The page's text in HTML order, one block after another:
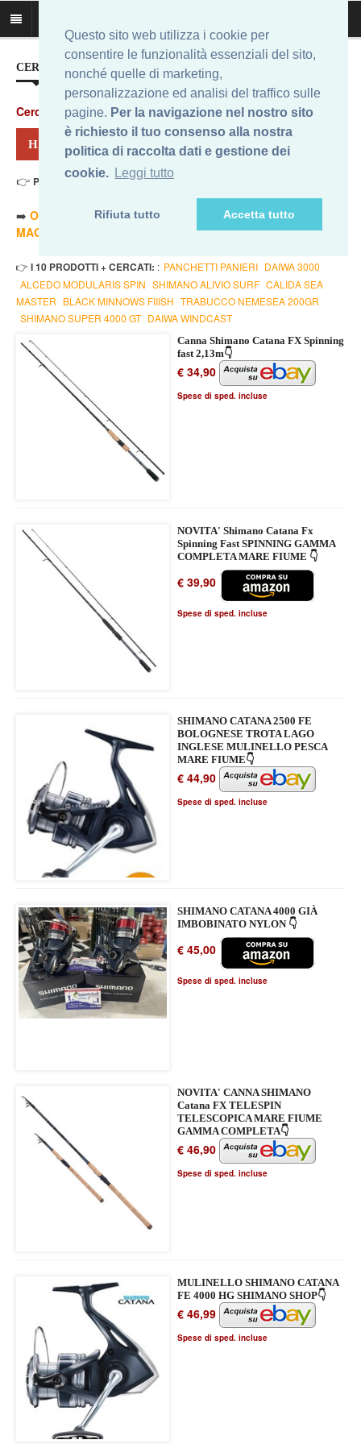
Questo sito web utilizza i cookie per
consentire le funzionalità essenziali del sito,
nonché quelle di marketing,
personalizzazione ed analisi del traffico sulle
pagine. Per la navigazione nel nostro sito
è richiesto il tuo consenso alla nostra
politica di raccolta dati e gestione dei
cookie. Leggi tutto
Rifiuta tutto Accetta tutto
CERCA IL MIGLIOR PREZZO...
Cerca
HAI CERCATO: SHIMANO CATANA
👉 Prezzo Min. 34,90 Eur - Prezzo Max 59,58 Eur
➡️ ORDINA PER PREZZO MINORE
ORDINA PER PREZZO
MAGGIORE
- 🔥TUTTI
👉 I 10 PRODOTTI + CERCATI: : PANCHETTI PANIERI DAIWA 3000
ALCEDO MODULARIS SPIN SHIMANO ALIVIO SURF CALIDA SEA
MASTER BLACK MINNOWS FIIISH TRABUCCO NEMESEA 200GR
SHIMANO SUPER 4000 GT DAIWA WINDCAST
Canna Shimano Catana FX Spinning
fast 2,13m👇
€ 34,90
Spese di sped. incluse
NOVITA' Shimano Catana Fx
Spinning Fast SPINNING GAMMA
COMPLETA MARE FIUME 👇
€ 39,90
Spese di sped. incluse
SHIMANO CATANA 2500 FE
BOLOGNESE TROTA LAGO
INGLESE MULINELLO PESCA
MARE FIUME👇
€ 44,90
Spese di sped. incluse
SHIMANO CATANA 4000 GIÀ
IMBOBINATO NYLON 👇
€ 45,00
Spese di sped. incluse
NOVITA' CANNA SHIMANO
Catana FX TELESPIN
TELESCOPICA MARE FIUME
GAMMA COMPLETA👇
€ 46,90
Spese di sped. incluse
MULINELLO SHIMANO CATANA
FE 4000 HG SHIMANO SHOP👇
€ 46,99
Spese di sped. incluse